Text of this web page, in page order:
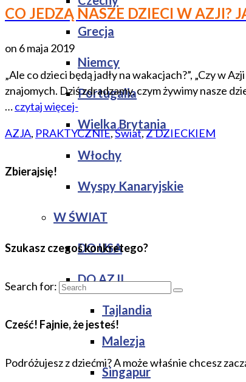
Grecja
Niemcy
Portugalia
Wielka Brytania
Włochy
Wyspy Kanaryjskie
W ŚWIAT
DO USA
DO AZJI
Tajlandia
Malezja
Singapur
CO JEDZĄ NASZE DZIECI W AZJI?
on 6 maja 2019
„Ale co dzieci będą jadły na wakacjach?”, „Czy w
znajomych. Dziś zdradzamy, czym żywimy nasze
…czytaj więcej-
AZJA, PRAKTYCZNIE,Świat,Z DZIECKIEM
Zbierajsię!
Szukasz czegoś konkretego?
Search for:
Cześć! Fajnie, że jesteś!
Podróżujesz z dziećmi? A może właśnie chcesz